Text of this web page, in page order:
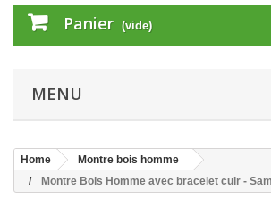
Panier (vide)
MENU
Home
Montre bois homme
Montre Bois Homme avec bracelet cuir -